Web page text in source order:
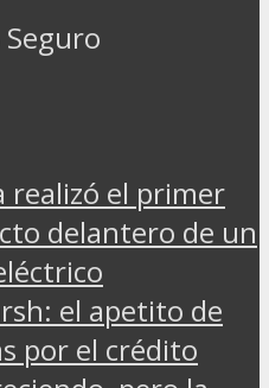
realizó el primer
delantero de un
el apetito de
por el crédito